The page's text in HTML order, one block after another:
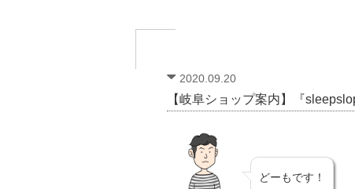
2020.09.20
【岐阜ショップ案内】『
どーもです！